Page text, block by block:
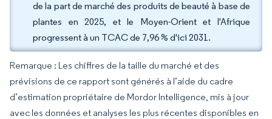
de la part de marché des produits de beauté à base de
plantes en 2025, et le Moyen-Orient et l'Afrique
progressent à un TCAC de 7,96 % d'ici 2031.
Remarque : Les chiffres de la taille du marché et des
prévisions de ce rapport sont générés à l’aide du cadre
d’estimation propriétaire de Mordor Intelligence, mis à jour
avec les données et analyses les plus récentes disponibles en